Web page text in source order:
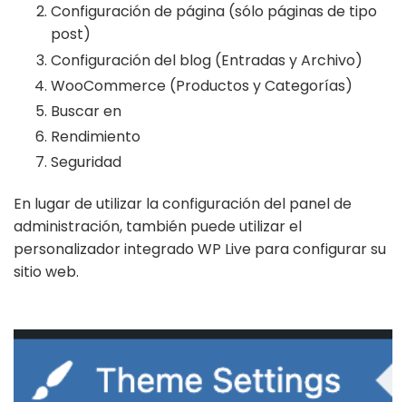
Configuración de página (sólo páginas de tipo
post)
Configuración del blog (Entradas y Archivo)
WooCommerce (Productos y Categorías)
Buscar en
Rendimiento
Seguridad
En lugar de utilizar la configuración del panel de
administración, también puede utilizar el
personalizador integrado WP Live para configurar su
sitio web.